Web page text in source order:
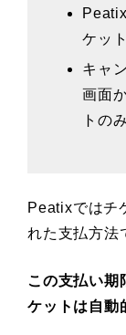
ケッ
キャ
画面
トの
Peatixではチ
れた支払方法
この支払い期
ケットは自動